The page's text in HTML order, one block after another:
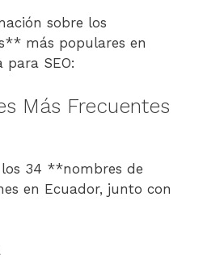
sobre los
más populares en
para SEO:
Más Frecuentes
34 **nombres de
en Ecuador, junto con